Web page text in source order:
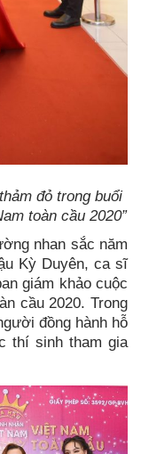
đỏ trong buổi
toàn cầu 2020”
nhan sắc năm
Kỳ Duyên, ca sĩ
giám khảo cuộc
cầu 2020. Trong
đồng hành hỗ
thí sinh tham gia